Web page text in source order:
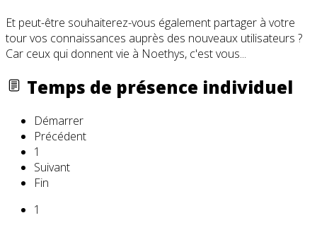
Et peut-être souhaiterez-vous également partager à votre
tour vos connaissances auprès des nouveaux utilisateurs ?
Car ceux qui donnent vie à Noethys, c'est vous...
Temps de présence individuel
Démarrer
Précédent
1
Suivant
Fin
1